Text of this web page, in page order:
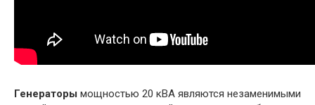
Генераторы мощностью 20 кВА являются незаменимыми